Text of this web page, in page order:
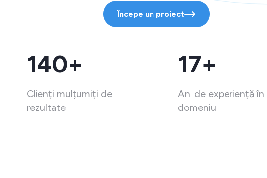
Începe un proiect
140+
Clienți mulțumiți de
rezultate
17+
Ani de experiență în
domeniu